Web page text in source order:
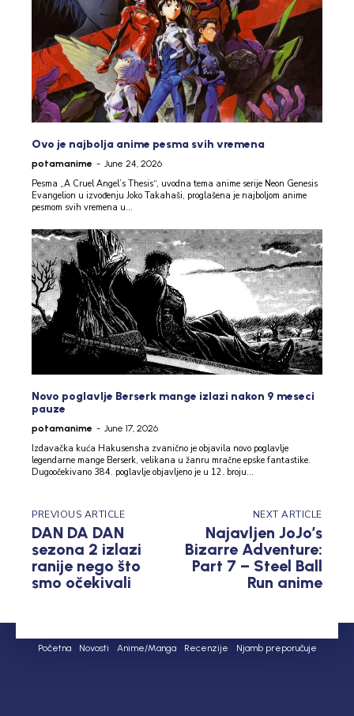
Ovo je najbolja anime pesma svih vremena
potamanime - June 24, 2026
Pesma „A Cruel Angel’s Thesis“, uvodna tema anime serije Neon Genesis
Evangelion u izvođenju Joko Takahaši, proglašena je najboljom anime
pesmom svih vremena u...
Novo poglavlje Berserk mange izlazi nakon 9 meseci
pauze
potamanime - June 17, 2026
Izdavačka kuća Hakusensha zvanično je objavila novo poglavlje
legendarne mange Berserk, velikana u žanru mračne epske fantastike.
Dugoočekivano 384. poglavlje objavljeno je u 12. broju...
PREVIOUS ARTICLE
DAN DA DAN
sezona 2 izlazi
ranije nego što
smo očekivali
NEXT ARTICLE
Najavljen JoJo’s
Bizarre Adventure:
Part 7 – Steel Ball
Run anime
Početna Novosti Anime/Manga Recenzije Njamb preporučuje